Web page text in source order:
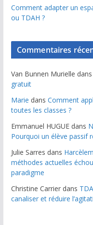
Comment adapter un
ou TDAH ?
Commentaires
Van Bunnen Murielle dans
gratuit
Marie dans Comment
toutes les classes ?
Emmanuel HUGUEdans
Pourquoi un élève passif
Julie Sarres dans
méthodes actuelles
paradigme
Christine Carrierdans
canaliser et réduire